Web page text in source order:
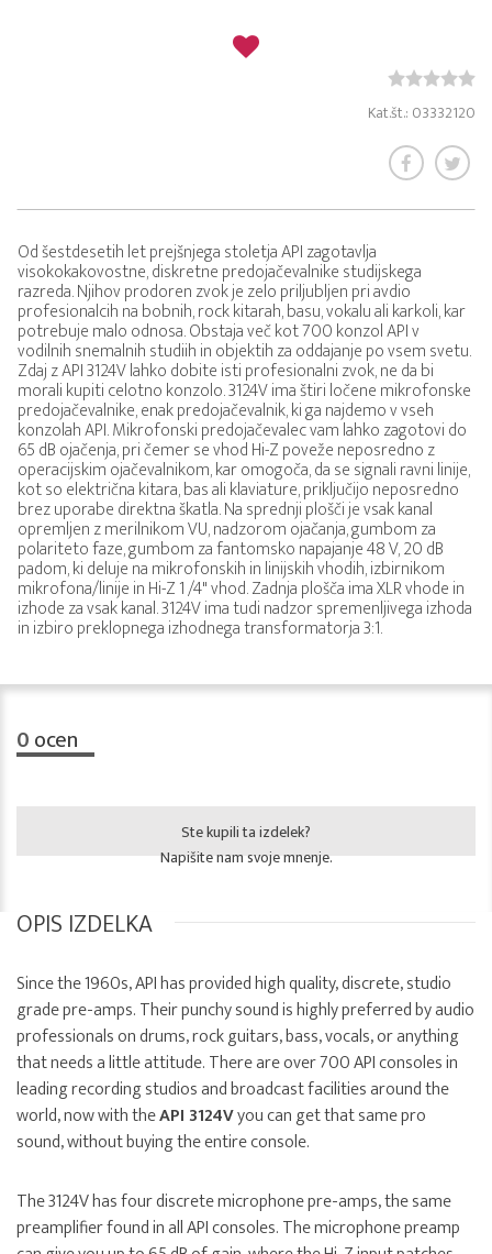
Kat.št.: 03332120
Od šestdesetih let prejšnjega stoletja API zagotavlja
visokokakovostne, diskretne predojačevalnike studijskega
razreda. Njihov prodoren zvok je zelo priljubljen pri avdio
profesionalcih na bobnih, rock kitarah, basu, vokalu ali karkoli, kar
potrebuje malo odnosa. Obstaja več kot 700 konzol API v
vodilnih snemalnih studiih in objektih za oddajanje po vsem svetu.
Zdaj z API 3124V lahko dobite isti profesionalni zvok, ne da bi
morali kupiti celotno konzolo. 3124V ima štiri ločene mikrofonske
predojačevalnike, enak predojačevalnik, ki ga najdemo v vseh
konzolah API. Mikrofonski predojačevalec vam lahko zagotovi do
65 dB ojačenja, pri čemer se vhod Hi-Z poveže neposredno z
operacijskim ojačevalnikom, kar omogoča, da se signali ravni linije,
kot so električna kitara, bas ali klaviature, priključijo neposredno
brez uporabe direktna škatla. Na sprednji plošči je vsak kanal
opremljen z merilnikom VU, nadzorom ojačanja, gumbom za
polariteto faze, gumbom za fantomsko napajanje 48 V, 20 dB
padom, ki deluje na mikrofonskih in linijskih vhodih, izbirnikom
mikrofona/linije in Hi-Z 1 /4" vhod. Zadnja plošča ima XLR vhode in
izhode za vsak kanal. 3124V ima tudi nadzor spremenljivega izhoda
in izbiro preklopnega izhodnega transformatorja 3:1.
0ocen
Ste kupili ta izdelek?
Napišite nam svoje mnenje.
OPIS IZDELKA
Since the 1960s, API has provided high quality, discrete, studio
grade pre-amps. Their punchy sound is highly preferred by audio
professionals on drums, rock guitars, bass, vocals, or anything
that needs a little attitude. There are over 700 API consoles in
leading recording studios and broadcast facilities around the
world, now with theAPI 3124Vyou can get that same pro
sound, without buying the entire console.
The 3124V has four discrete microphone pre-amps, the same
preamplifier found in all API consoles. The microphone preamp